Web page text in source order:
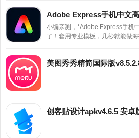
小编亲测，*Adobe Express手机
了！套用专业模板，几秒就能做
创客贴设计apkv4.6.5 安卓